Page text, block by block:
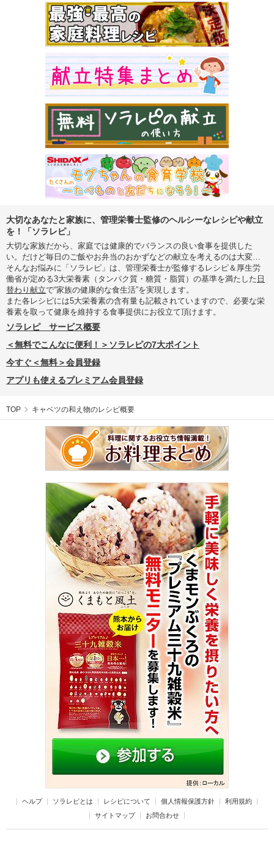
大切なあなたと家族に、管理栄養士監修のヘルシーなレシピや献立
を！「ソラレピ」
大切な家族だから、家庭では健康的でバランスの良い食事を提供した
い。だけど毎日のご飯やお弁当のおかずなどの献立を考えるのは大変…
そんなお悩みに「ソラレピ」は、管理栄養士が監修するレシピ＆厚生労
働省が定める3大栄養素（タンパク質・糖質・脂質）の基準を満たした 日
替わり献立で“家族の健康的な食生活”を実現します。
また各レシピには5大栄養素の含有量も記載されていますので、必要な栄
養素を取って健康を維持する食事提供にお役立て頂けます。
ソラレピ サービス概要
＜無料でこんなに便利！＞ソラレピの7大ポイント
今すぐ＜無料＞会員登録
アプリも使えるプレミアム会員登録
TOP キャベツの和え物のレシピ概要
ヘルプ ソラレピとは レシピについて 個人情報保護方針
利用規約
サイトマップ
お問合わせ